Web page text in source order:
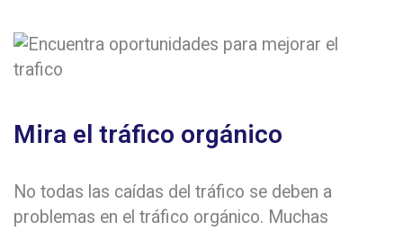
Mira el tráfico orgánico
No todas las caídas del tráfico se deben a
problemas en el tráfico orgánico. Muchas